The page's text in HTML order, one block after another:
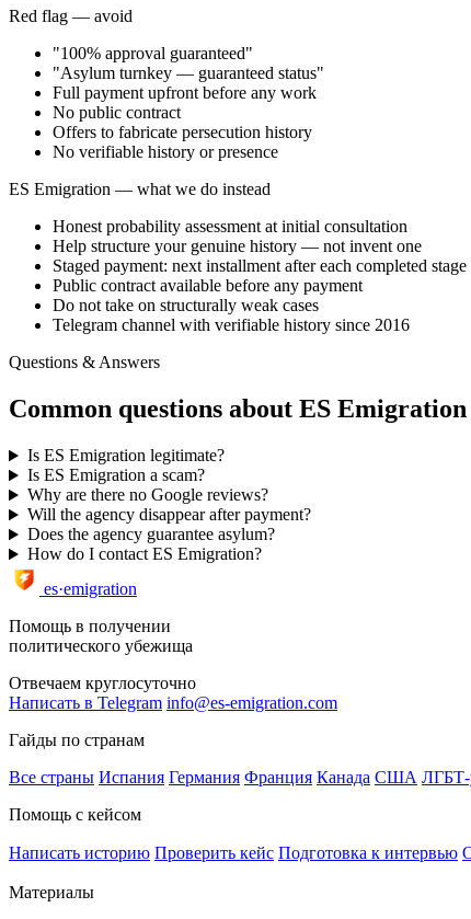
Red flag — avoid
"100% approval guaranteed"
"Asylum turnkey — guaranteed status"
Full payment upfront before any work
No public contract
Offers to fabricate persecution history
No verifiable history or presence
ES Emigration — what we do instead
Honest probability assessment at initial consultation
Help structure your genuine history — not invent one
Staged payment: next installment after each completed stage
Public contract available before any payment
Do not take on structurally weak cases
Telegram channel with verifiable history since 2016
Questions & Answers
Common questions about ES Emigration
Is ES Emigration legitimate?
Is ES Emigration a scam?
Why are there no Google reviews?
Will the agency disappear after payment?
Does the agency guarantee asylum?
How do I contact ES Emigration?
es·emigration
Помощь в получении
политического убежища
Отвечаем круглосуточно
Написать в Telegram info@es-emigration.com
Гайды по странам
Все страны Испания Германия Франция Канада США
Помощь с кейсом
Написать историю Проверить кейс Подготовка к интервью
Материалы